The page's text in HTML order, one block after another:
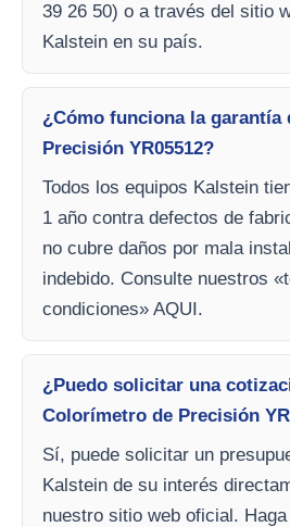
39 26 50) o a través del sitio
Kalstein en su país.
¿Cómo funciona la garantía
Precisión YR05512?
Todos los equipos Kalstein
1 año contra defectos de
no cubre daños por mala
indebido. Consulte nuestros
condiciones» AQUI.
¿Puedo solicitar una
Colorímetro de Precisión
Sí, puede solicitar un
Kalstein de su interés
nuestro sitio web oficial.